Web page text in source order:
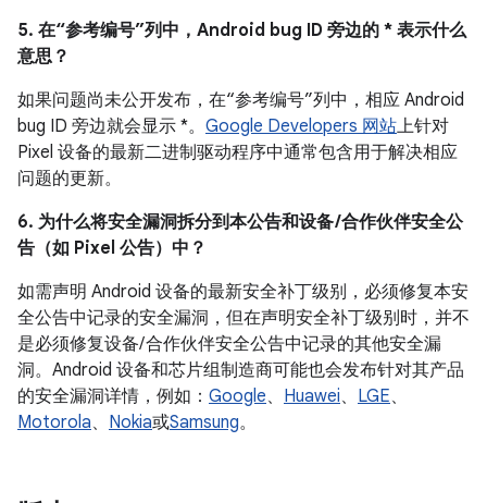
5. 在“参考编号”列中，Android bug ID 旁边的 * 表示什么
意思？
如果问题尚未公开发布，在“参考编号”列中，相应 Android
bug ID 旁边就会显示 *。 Google Developers 网站上针对
Pixel 设备的最新二进制驱动程序中通常包含用于解决相应
问题的更新。
6. 为什么将安全漏洞拆分到本公告和设备 /合作伙伴安全公
告（如 Pixel 公告）中？
如需声明 Android 设备的最新安全补丁级别，必须修复本安
全公告中记录的安全漏洞，但在声明安全补丁级别时，并不
是必须修复设备/ 合作伙伴安全公告中记录的其他安全漏
洞。Android 设备和芯片组制造商可能也会发布针对其产品
的安全漏洞详情，例如： Google、 Huawei、 LGE、
Motorola、 Nokia或Samsung。